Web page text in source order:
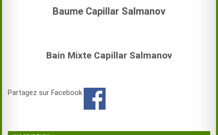
Baume Capillar Salmanov
Bain Mixte Capillar Salmanov
Partagez sur Facebook